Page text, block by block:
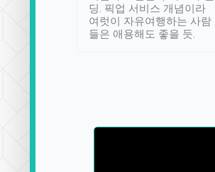
딩. 픽업 서비스 개념이라
여럿이 자유여행하는 사람
들은 애용해도 좋을 듯.